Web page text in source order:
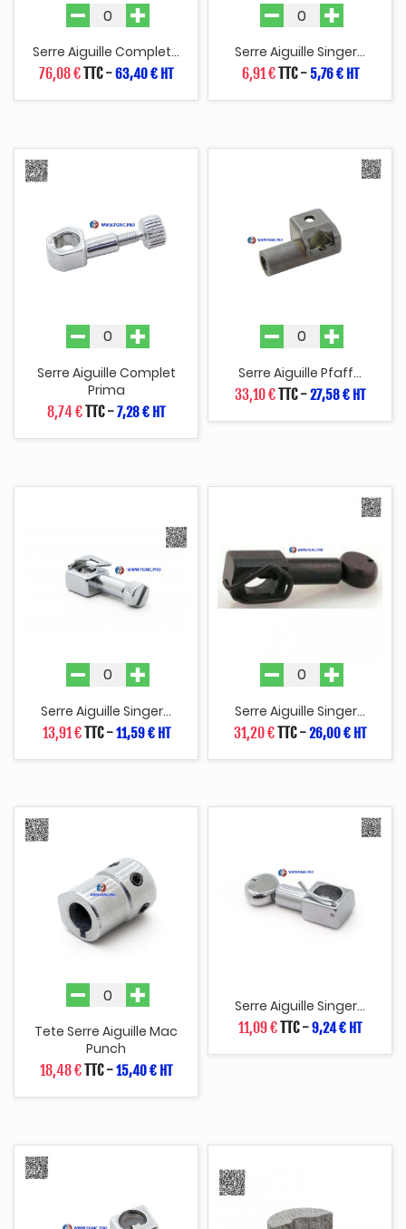
Serre Aiguille Complet...
76,08 €TTC-63,40 € HT
Serre Aiguille Singer...
6,91 €TTC- 5,76 € HT
Serre Aiguille Complet
Prima
8,74 €TTC-7,28 € HT
Serre Aiguille Pfaff...
33,10 €TTC-27,58 € HT
Serre Aiguille Singer...
13,91 €TTC-11,59 € HT
Serre Aiguille Singer...
31,20 €TTC-26,00 € HT
Tete Serre Aiguille Mac
Punch
18,48 €TTC-15,40 € HT
Serre Aiguille Singer...
11,09 €TTC-9,24 € HT